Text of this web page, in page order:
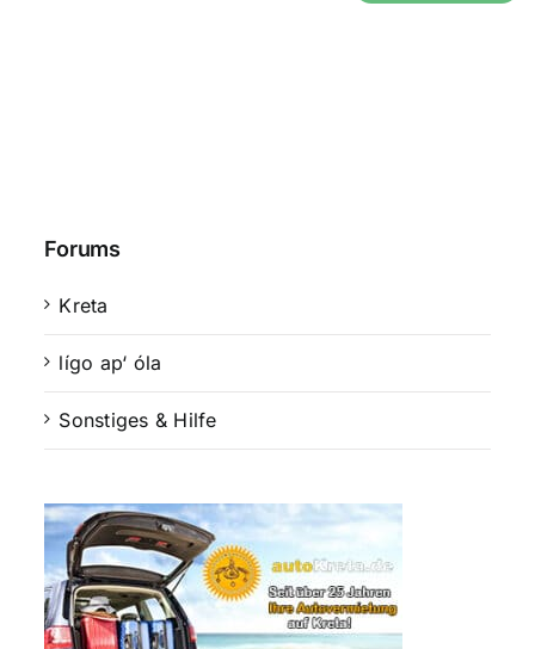
Forums
Kreta
lígo ap‘ óla
Sonstiges & Hilfe